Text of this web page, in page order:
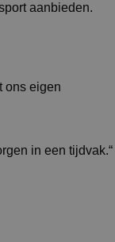
aanbieden.
ons eigen
in een tijdvak.“